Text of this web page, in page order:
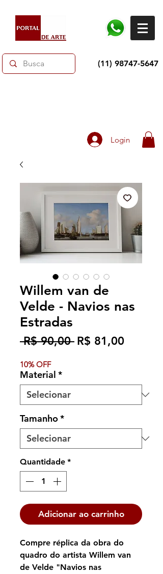
(11) 98747-5647
Login
Willem van de
Velde - Navios nas
Estradas
R$ 90,00 Preço
R$ 81,00Preço
10% OFF
Material *
Tamanho*
Quantidade *
Adicionar ao carrinho
Compre réplica da obra do
quadro do artista Willem van
de Velde "Navios nas